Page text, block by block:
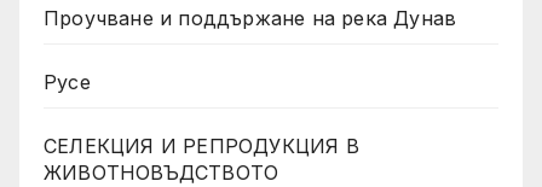
Проучване и поддържане на река Дунав
Русе
СЕЛЕКЦИЯ И РЕПРОДУКЦИЯ В
ЖИВОТНОВЪДСТВОТО